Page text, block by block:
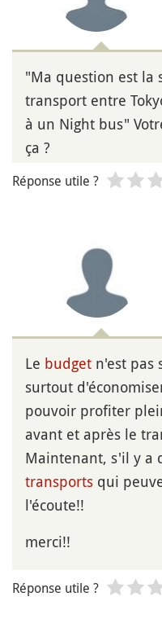
"Ma question est la
transport entre
à un Night bus"
ça ?
Réponse utile ?
Le budget n'est pas
surtout
pouvoir profiter
avant et après le
Maintenant, s'il y a
transports qui
l'écoute!!
merci!!
Réponse utile ?